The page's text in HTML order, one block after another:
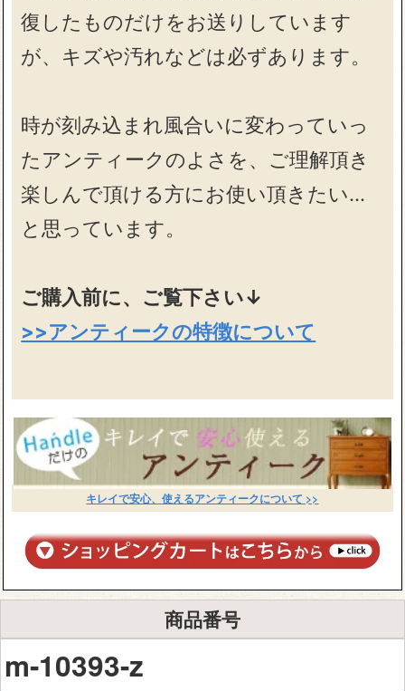
復したものだけをお送りしています
が、キズや汚れなどは必ずあります。
時が刻み込まれ風合いに変わっていっ
たアンティークのよさを、ご理解頂き
楽しんで頂ける方にお使い頂きたい…
と思っています。
ご購入前に、ご覧下さい↓
>>アンティークの特徴について
キレイで安心、使えるアンティークについて >>
商品番号
m-10393-z